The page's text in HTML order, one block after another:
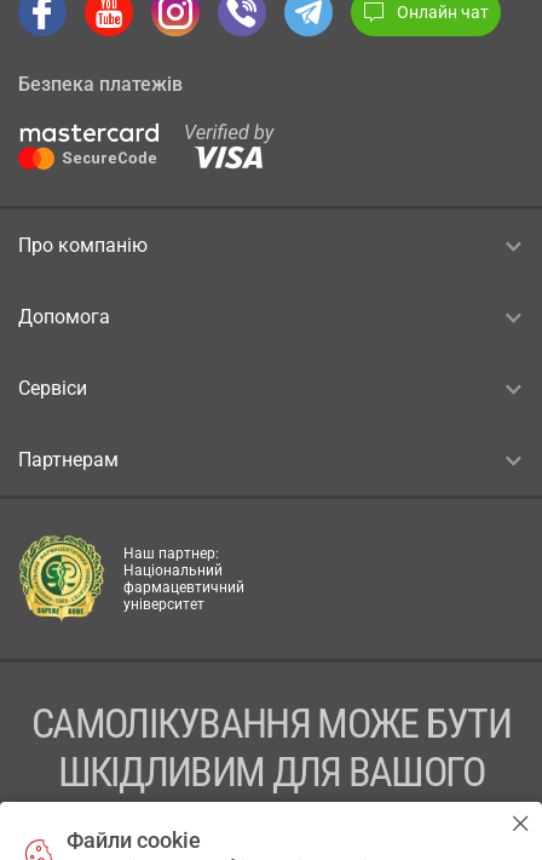
Онлайн чат
Безпека платежів
Про компанію
Допомога
Сервіси
Партнерам
Наш партнер:
Національний
фармацевтичний
університет
САМОЛІКУВАННЯ МОЖЕ БУТИ
ШКІДЛИВИМ ДЛЯ ВАШОГО
Файли cookie